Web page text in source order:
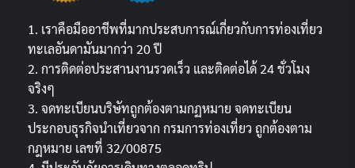
1. เราคือมืออาชีพที่มากประสบการณ์เกี่ยวกับการท่องเที่ยว
ทะเลอันดามันมากว่า 20 ปี
2. การติดต่อประสานงานรวดเร็ว และติดต่อได้ 24 ชั่วโมง
จริงๆ
3. จดทะเบียนบริษัทถูกต้องตามกฏหมาย จดทะเบียน
ประกอบธุรกิจนำเที่ยวจาก กรมการท่องเที่ยว ถูกต้องตาม
กฎหมาย เลขที่ 32/00875